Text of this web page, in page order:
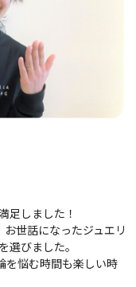
足しました！
お世話になったジュエリ
選びました。
を悩む時間も楽しい時